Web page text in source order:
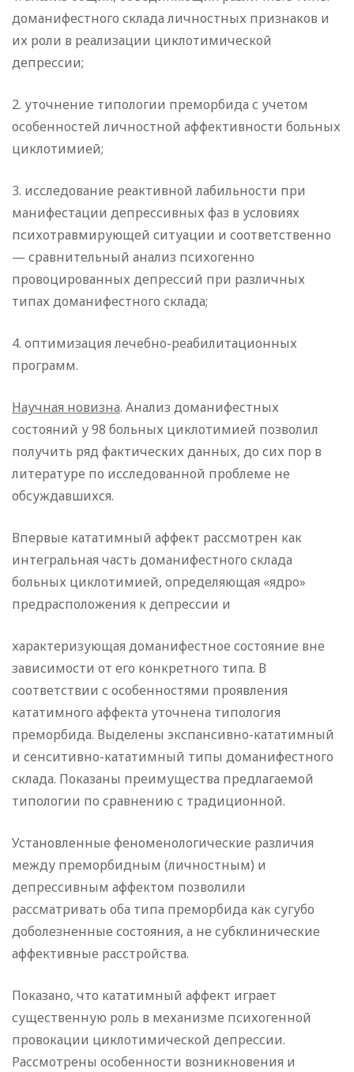
доманифестного склада личностных признаков и
их роли в реализации циклотимической
депрессии;
2. уточнение типологии преморбида с учетом
особенностей личностной аффективности больных
циклотимией;
3. исследование реактивной лабильности при
манифестации депрессивных фаз в условиях
психотравмирующей ситуации и соответственно
— сравнительный анализ психогенно
провоцированных депрессий при различных
типах доманифестного склада;
4. оптимизация лечебно-реабилитационных
программ.
Научная новизна. Анализ доманифестных
состояний у 98 больных циклотимией позволил
получить ряд фактических данных, до сих пор в
литературе по исследованной проблеме не
обсуждавшихся.
Впервые кататимный аффект рассмотрен как
интегральная часть доманифестного склада
больных циклотимией, определяющая «ядро»
предрасположения к депрессии и
характеризующая доманифестное состояние вне
зависимости от его конкретного типа. В
соответствии с особенностями проявления
кататимного аффекта уточнена типология
преморбида. Выделены экспансивно-кататимный
и сенситивно-кататимный типы доманифестного
склада. Показаны преимущества предлагаемой
типологии по сравнению с традиционной.
Установленные феноменологические различия
между преморбидным (личностным) и
депрессивным аффектом позволили
рассматривать оба типа преморбида как сугубо
доболезненные состояния, а не субклинические
аффективные расстройства.
Показано, что кататимный аффект играет
существенную роль в механизме психогенной
провокации циклотимической депрессии.
Рассмотрены особенности возникновения и